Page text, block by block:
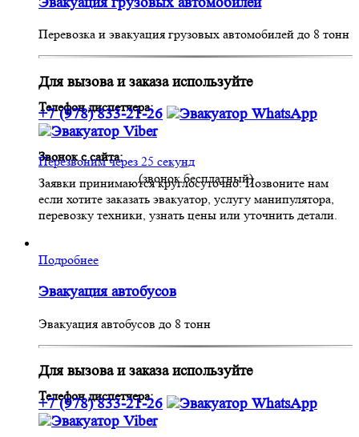
Перевозка и эвакуация грузовых автомобилей до 8 тонн
Для вызова и заказа используйте
Телефон диспетчера:
+7 (978) 833-21-26
Звонок с сайта:
Перезвоним через 25 секунд
(звонок бесплатный)
Заявки принимаются круглосуточно. Позвоните нам
если хотите заказать эвакуатор, услугу манипулятора,
перевозку техники, узнать цены или уточнить детали.
Подробнее
Эвакуация автобусов
Эвакуация автобусов до 8 тонн
Для вызова и заказа используйте
Телефон диспетчера:
+7 (978) 833-21-26